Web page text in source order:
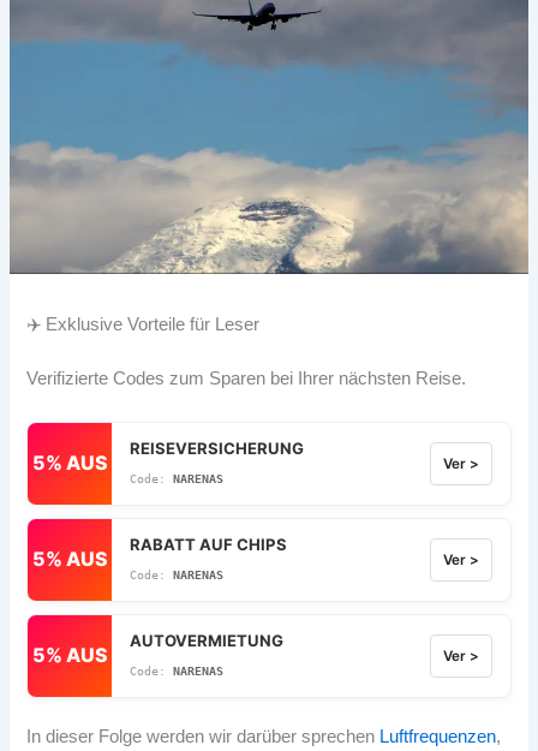
✈️ Exklusive Vorteile für Leser
Verifizierte Codes zum Sparen bei Ihrer nächsten Reise.
5% AUS
REISEVERSICHERUNG
NARENAS
Ver >
5% AUS
RABATT AUF CHIPS
NARENAS
Ver >
5% AUS
AUTOVERMIETUNG
NARENAS
Ver >
In dieser Folge werden wir darüber sprechen Luftfrequenzen,